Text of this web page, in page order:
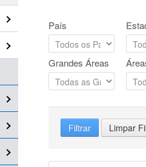
País
Grandes Áreas
Filtrar Limpar